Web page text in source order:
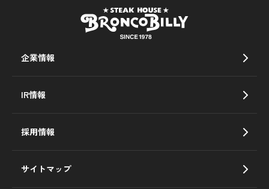
企業情報
IR情報
採用情報
サイトマップ